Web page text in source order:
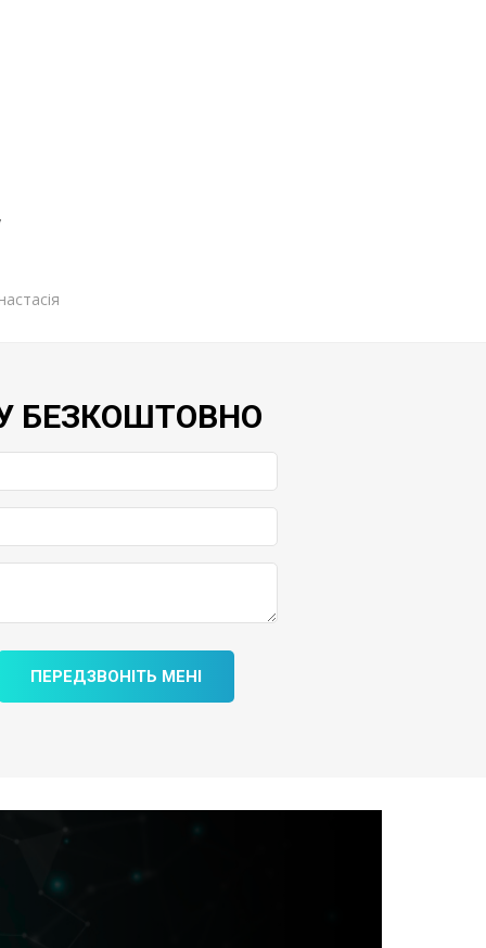
БЕЗКОШТОВНО
ПЕРЕДЗВОНІТЬ МЕНІ